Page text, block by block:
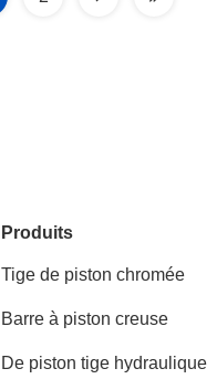
Produits
Tige de piston chromée
Barre à piston creuse
De piston tige hydraulique